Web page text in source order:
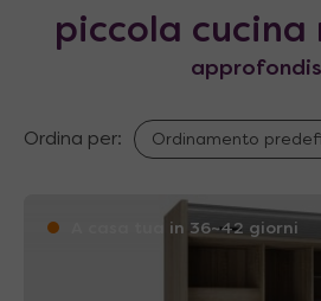
piccola cucina
Ordina per:
A casa tua in 36~42 giorni